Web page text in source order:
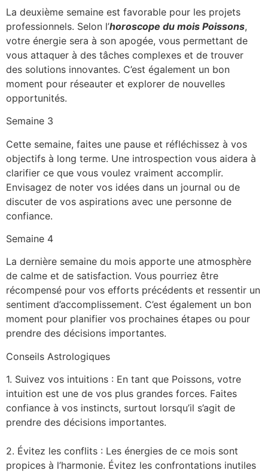
La deuxième semaine est favorable pour les projets
professionnels. Selon l’horoscope du mois Poissons,
votre énergie sera à son apogée, vous permettant de
vous attaquer à des tâches complexes et de trouver
des solutions innovantes. C’est également un bon
moment pour réseauter et explorer de nouvelles
opportunités.
Semaine 3
Cette semaine, faites une pause et réfléchissez à vos
objectifs à long terme. Une introspection vous aidera à
clarifier ce que vous voulez vraiment accomplir.
Envisagez de noter vos idées dans un journal ou de
discuter de vos aspirations avec une personne de
confiance.
Semaine 4
La dernière semaine du mois apporte une atmosphère
de calme et de satisfaction. Vous pourriez être
récompensé pour vos efforts précédents et ressentir un
sentiment d’accomplissement. C’est également un bon
moment pour planifier vos prochaines étapes ou pour
prendre des décisions importantes.
Conseils Astrologiques
1. Suivez vos intuitions : En tant que Poissons, votre
intuition est une de vos plus grandes forces. Faites
confiance à vos instincts, surtout lorsqu’il s’agit de
prendre des décisions importantes.
2. Évitez les conflits : Les énergies de ce mois sont
propices à l’harmonie. Évitez les confrontations inutiles